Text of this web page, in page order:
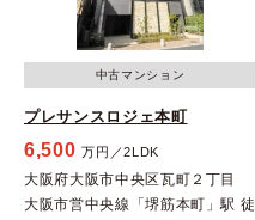
中古マンション
プレサンスロジェ本町
6,500 万円／2LDK
大阪府大阪市中央区瓦町２丁目
大阪市営中央線「堺筋本町」駅 徒